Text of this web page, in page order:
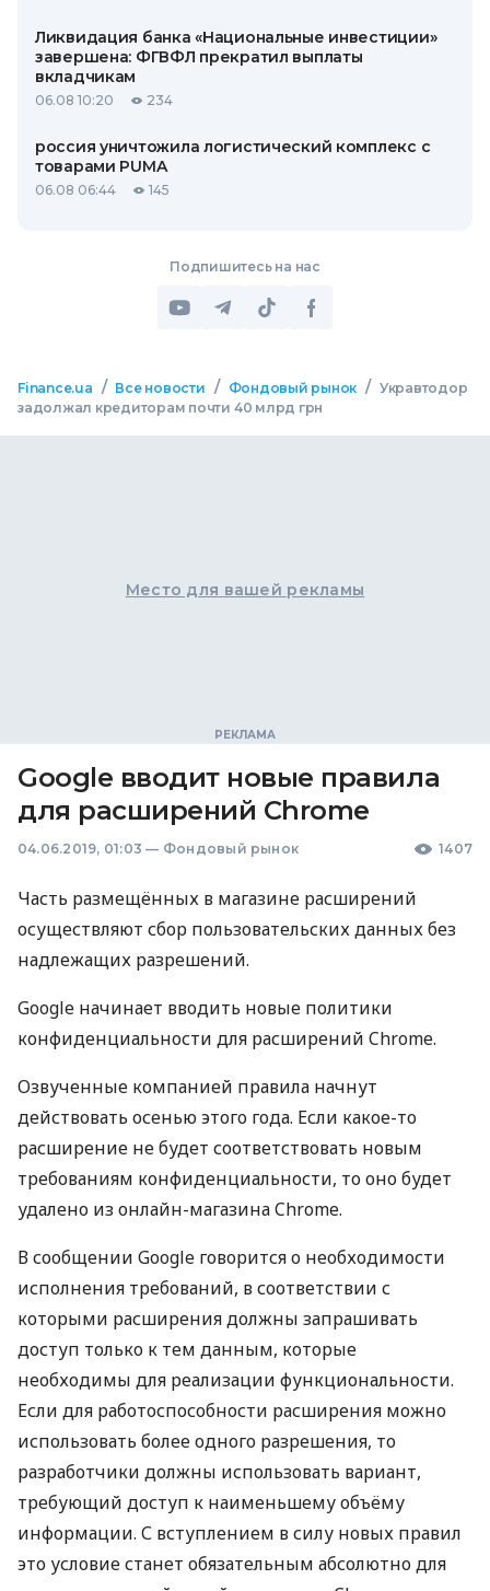
Ликвидация банка «Национальные инвестиции»
завершена: ФГВФЛ прекратил выплаты
вкладчикам
06.08 10:20 234
россия уничтожила логистический комплекс с
товарами PUMA
06.08 06:44 145
Подпишитесь на нас
Finance.ua / Все новости / Фондовый рынок / Укравтодор
задолжал кредиторам почти 40 млрд грн
Место для вашей рекламы
Google вводит новые правила
для расширений Chrome
04.06.2019, 01:03 — Фондовый рынок 1407
Часть размещённых в магазине расширений
осуществляют сбор пользовательских данных без
надлежащих разрешений.
Google начинает вводить новые политики
конфиденциальности для расширений Chrome.
Озвученные компанией правила начнут
действовать осенью этого года. Если какое-то
расширение не будет соответствовать новым
требованиям конфиденциальности, то оно будет
удалено из онлайн-магазина Chrome.
В сообщении Google говорится о необходимости
исполнения требований, в соответствии с
которыми расширения должны запрашивать
доступ только к тем данным, которые
необходимы для реализации функциональности.
Если для работоспособности расширения можно
использовать более одного разрешения, то
разработчики должны использовать вариант,
требующий доступ к наименьшему объёму
информации. С вступлением в силу новых правил
это условие станет обязательным абсолютно для